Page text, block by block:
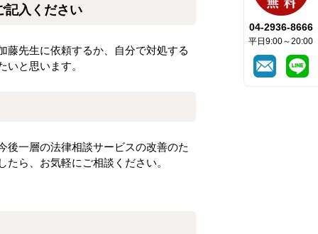
記入ください
藤先生に依頼するか、自分で対処する
と思います。
後一層の法律相談サービスの改善のた
ら、お気軽にご相談ください。
04-2936-8666
平日9:00～20:00